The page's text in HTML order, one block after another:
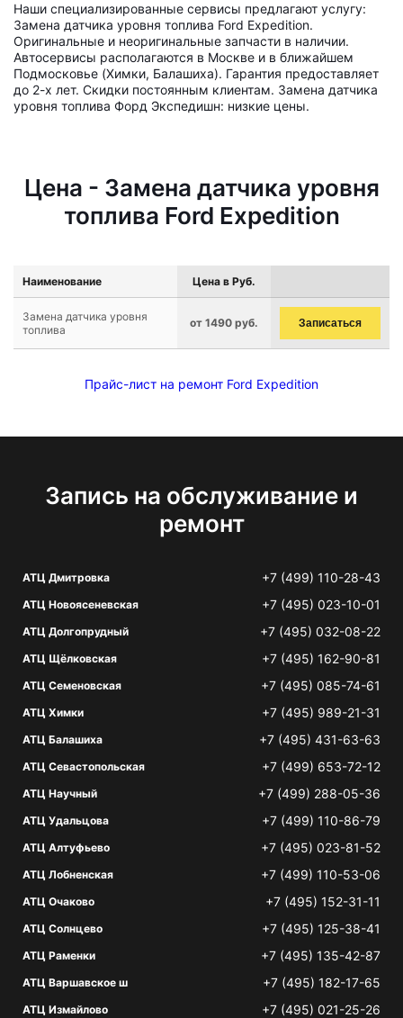
Наши специализированные сервисы предлагают услугу:
Замена датчика уровня топлива Ford Expedition.
Оригинальные и неоригинальные запчасти в наличии.
Автосервисы располагаются в Москве и в ближайшем
Подмосковье (Химки, Балашиха). Гарантия предоставляет
до 2-х лет. Скидки постоянным клиентам. Замена датчика
уровня топлива Форд Экспедишн: низкие цены.
Цена - Замена датчика уровня
топлива Ford Expedition
Наименование Цена в Руб.
Замена датчика уровня
топлива
от 1490 руб. Записаться
Прайс-лист на ремонт Ford Expedition
Запись на обслуживание и
ремонт
АТЦ Дмитровка +7 (499) 110-28-43
АТЦ Новоясеневская +7 (495) 023-10-01
АТЦ Долгопрудный +7 (495) 032-08-22
АТЦ Щёлковская +7 (495) 162-90-81
АТЦ Семеновская +7 (495) 085-74-61
АТЦ Химки +7 (495) 989-21-31
АТЦ Балашиха +7 (495) 431-63-63
АТЦ Севастопольская +7 (499) 653-72-12
АТЦ Научный +7 (499) 288-05-36
АТЦ Удальцова +7 (499) 110-86-79
АТЦ Алтуфьево +7 (495) 023-81-52
АТЦ Лобненская +7 (499) 110-53-06
АТЦ Очаково +7 (495) 152-31-11
АТЦ Солнцево +7 (495) 125-38-41
АТЦ Раменки +7 (495) 135-42-87
АТЦ Варшавское ш +7 (495) 182-17-65
АТЦ Измайлово +7 (495) 021-25-26